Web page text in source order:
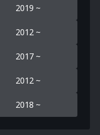
2019 ~
2012 ~
2017 ~
2012 ~
2018 ~